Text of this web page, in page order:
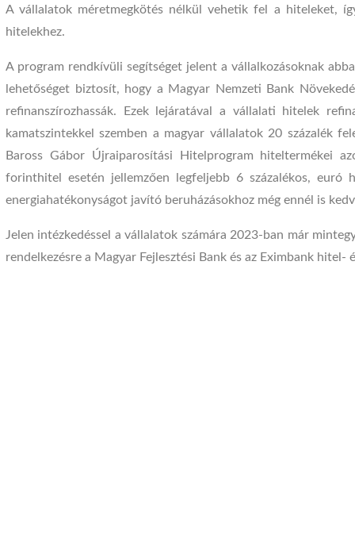
A vállalatok méretmegkötés nélkül vehetik fel a hiteleket,
hitelekhez.
A program rendkívüli segítséget jelent a vállalkozásoknak
lehetőséget biztosít, hogy a Magyar Nemzeti Bank
refinanszírozhassák. Ezek lejáratával a vállalati hitelek
kamatszintekkel szemben a magyar vállalatok 20 százalék
Baross Gábor Újraiparosítási Hitelprogram hiteltermékei
forinthitel esetén jellemzően legfeljebb 6 százalékos, euró
energiahatékonyságot javító beruházásokhoz még ennél is
Jelen intézkedéssel a vállalatok számára 2023-ban már
rendelkezésre a Magyar Fejlesztési Bank és az Eximbank